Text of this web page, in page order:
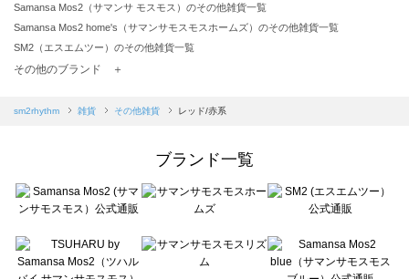
Samansa Mos2（サマンサ モスモス）のその他雑貨一覧
Samansa Mos2 home's（サマンサモスモスホームズ）のその他雑貨一覧
SM2（エスエムツー）のその他雑貨一覧
TSUHARU by Samansa Mos2（ツハルバイサマンサモスモス）のその他雑貨一覧
Samansa Mos2 blue（サマンサモスモス ブルー）のその他雑貨一覧
sō4ū（ソウフォーユー）のその他雑貨一覧
Te chichi（テチチ）のその他雑貨一覧
Te chichi CLASSIC（テチチ クラシック）のその他雑貨一覧
Lugnoncure（ルノンキュール）のその他雑貨一覧
BETTY'S BLUE（べティーズブルー）のその他雑貨一覧
その他のブランド ＋
sm2rhythm 雑貨 その他雑貨 レッド/赤系
ブランド一覧